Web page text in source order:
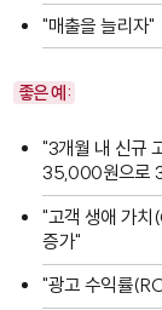
"매출을 늘리자"
좋은 예:
"3개월 내 신규
35,000원으로
"고객 생애 가
증가"
"광고 수익률